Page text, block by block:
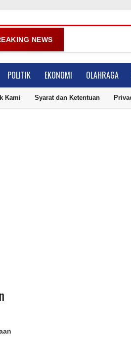
NEWS
POLITIK EKONOMI OLAHRAGA
Kami Syarat dan Ketentuan